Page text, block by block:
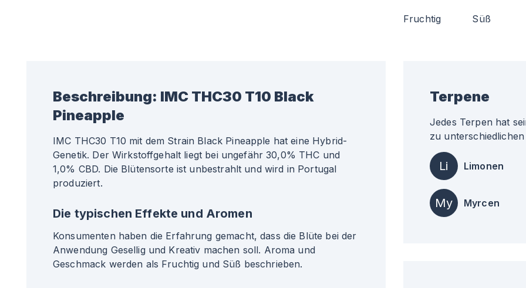
Fruchtig Süß
Beschreibung: IMC THC30 T10 Black
Pineapple
IMC THC30 T10 mit dem Strain Black Pineapple hat eine Hybrid-
Genetik. Der Wirkstoffgehalt liegt bei ungefähr 30,0% THC und
1,0% CBD. Die Blütensorte ist unbestrahlt und wird in Portugal
produziert.
Die typischen Effekte und Aromen
Konsumenten haben die Erfahrung gemacht, dass die Blüte bei der
Anwendung Gesellig und Kreativ machen soll. Aroma und
Geschmack werden als Fruchtig und Süß beschrieben.
Terpene
Jedes Terpen hat
zu
Li Limonen
My Myrcen